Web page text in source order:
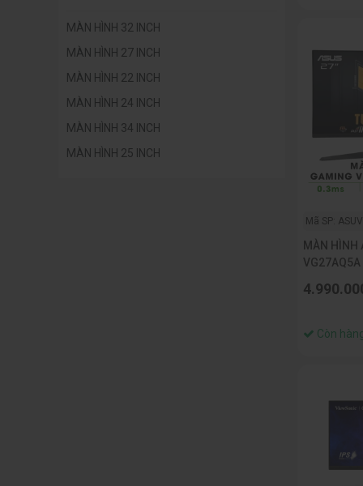
MÀN HÌNH 32 INCH
MÀN HÌNH 27 INCH
MÀN HÌNH 22 INCH
MÀN HÌNH 24 INCH
MÀN HÌNH 34 INCH
MÀN HÌNH 25 INCH
Mã SP:
MÀN HÌNH
VG27AQ5A
Còn